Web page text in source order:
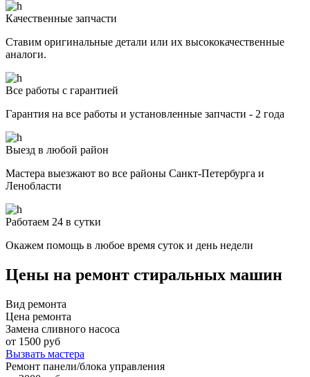
Качественные запчасти
Ставим оригинальные детали или их высококачественные
аналоги.
Все работы с гарантией
Гарантия на все работы и установленные запчасти - 2 года
Выезд в любой район
Мастера выезжают во все районы Санкт-Петербурга и
Ленобласти
Работаем 24 в сутки
Окажем помощь в любое время суток и день недели
Цены на ремонт стиральных машин
Вид ремонта
Цена ремонта
Замена сливного насоса
от 1500 руб
Вызвать мастера
Ремонт панели/блока управления